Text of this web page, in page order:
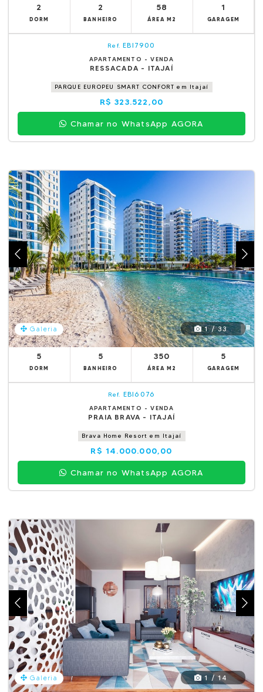
2
DORM
2
BANHEIRO
58
ÁREA M2
1
GARAGEM
Ref. EBI7900
APARTAMENTO - VENDA
RESSACADA - ITAJAÍ
PARQUE EUROPEU SMART CONFORT em Itajaí
R$ 323.522,00
Chamar no WhatsApp AGORA
Galeria 1 / 33
5
DORM
5
BANHEIRO
350
ÁREA M2
5
GARAGEM
Ref. EBI6076
APARTAMENTO - VENDA
PRAIA BRAVA - ITAJAÍ
Brava Home Resort em Itajaí
R$ 14.000.000,00
Chamar no WhatsApp AGORA
Galeria 1 / 14